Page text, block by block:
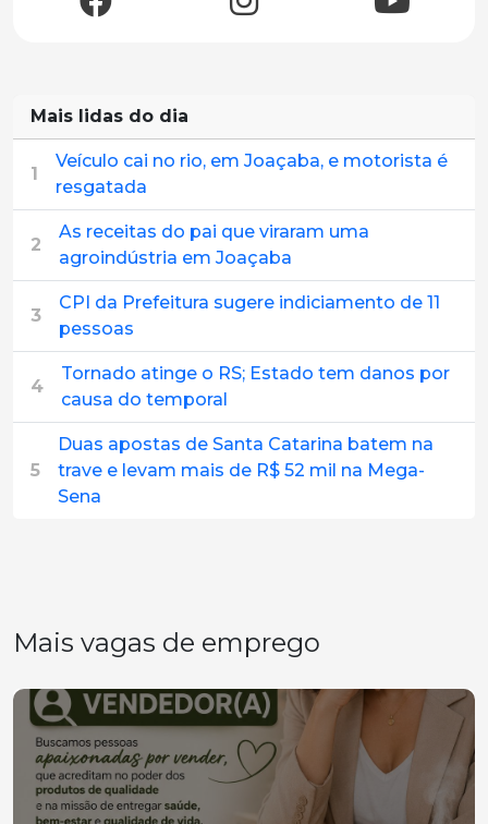
Mais lidas do dia
1
Veículo cai no rio, em Joaçaba, e motorista é
resgatada
2
As receitas do pai que viraram uma
agroindústria em Joaçaba
3
CPI da Prefeitura sugere indiciamento de 11
pessoas
4
Tornado atinge o RS; Estado tem danos por
causa do temporal
5
Duas apostas de Santa Catarina batem na
trave e levam mais de R$ 52 mil na Mega-
Sena
Mais vagas de emprego